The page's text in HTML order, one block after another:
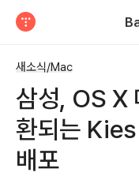
새소식/Mac
삼성, OS X
환되는
배포